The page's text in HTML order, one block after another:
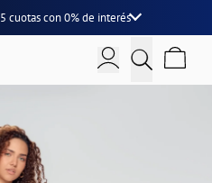
5 cuotascon0% de interés